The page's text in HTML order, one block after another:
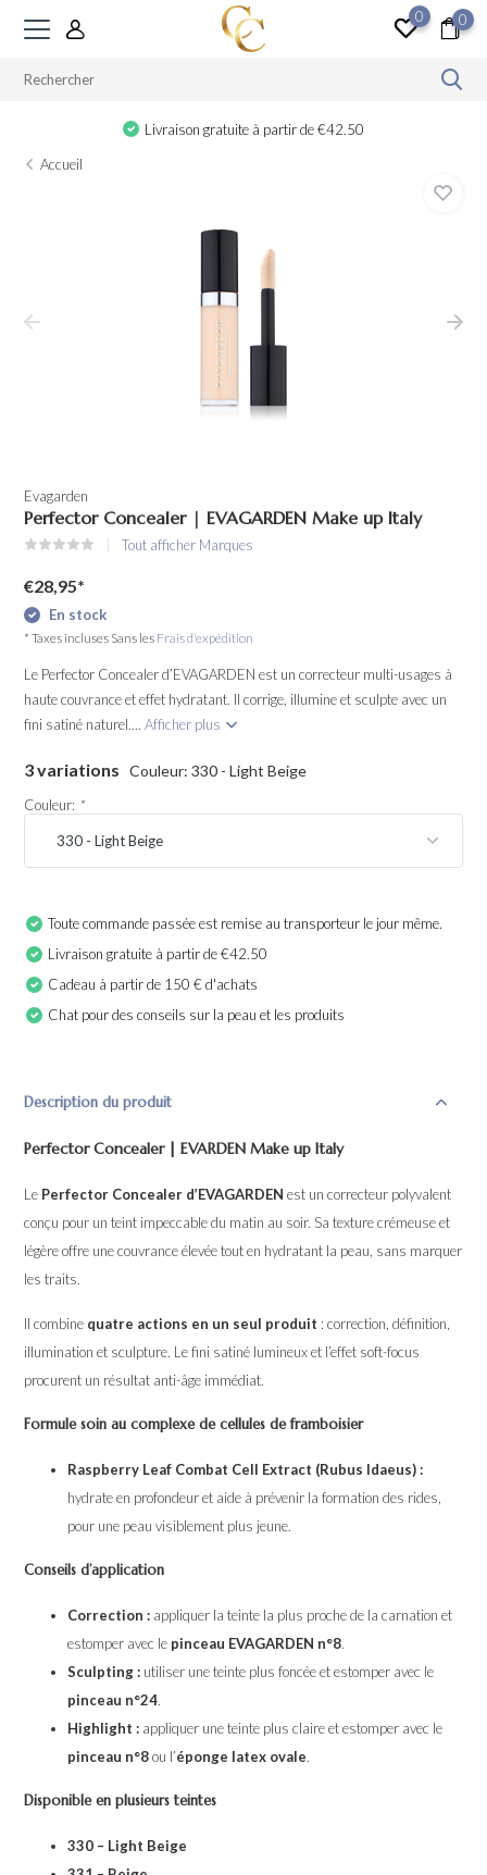
0 0
Livraison gratuite à partir de €42.50
Accueil
Evagarden
Perfector Concealer | EVAGARDEN Make up Italy
Tout afficher Marques
€28,95*
En stock
* Taxes incluses Sans les Frais d'expédition
Le Perfector Concealer d’EVAGARDEN est un correcteur multi-usages à
haute couvrance et effet hydratant. Il corrige, illumine et sculpte avec un
fini satiné naturel....Afficher plus
3 variations Couleur: 330 - Light Beige
Couleur: *
Toute commande passée est remise au transporteur le jour même.
Livraison gratuite à partir de €42.50
Cadeau à partir de 150 € d'achats
Chat pour des conseils sur la peau et les produits
Description du produit
Perfector Concealer | EVARDEN Make up Italy
Le Perfector Concealer d’EVAGARDEN est un correcteur polyvalent
conçu pour un teint impeccable du matin au soir. Sa texture crémeuse et
légère offre une couvrance élevée tout en hydratant la peau, sans marquer
les traits.
Il combine quatre actions en un seul produit : correction, définition,
illumination et sculpture. Le fini satiné lumineux et l’effet soft-focus
procurent un résultat anti-âge immédiat.
Formule soin au complexe de cellules de framboisier
Raspberry Leaf Combat Cell Extract (Rubus Idaeus) :
hydrate en profondeur et aide à prévenir la formation des rides,
pour une peau visiblement plus jeune.
Conseils d’application
Correction : appliquer la teinte la plus proche de la carnation et
estomper avec le pinceau EVAGARDEN n°8.
Sculpting : utiliser une teinte plus foncée et estomper avec le
pinceau n°24.
Highlight : appliquer une teinte plus claire et estomper avec le
pinceau n°8ou l’éponge latex ovale.
Disponible en plusieurs teintes
330 – Light Beige